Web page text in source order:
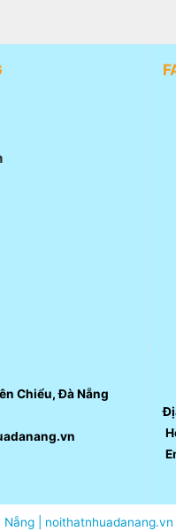
Chiểu, Đà Nẵng
| noithatnhuadanang.vn |